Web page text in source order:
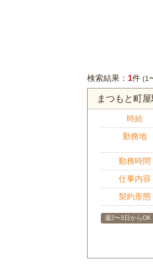
検索結果： 1件 (1
まつもと町
時給
勤務地
勤務時間
仕事内容
契約形態
週2〜3日からOK